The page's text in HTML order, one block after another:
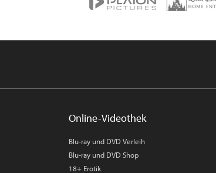
Online-Videothek
Blu-ray und DVD Verleih
Blu-ray und DVD Shop
18+ Erotik